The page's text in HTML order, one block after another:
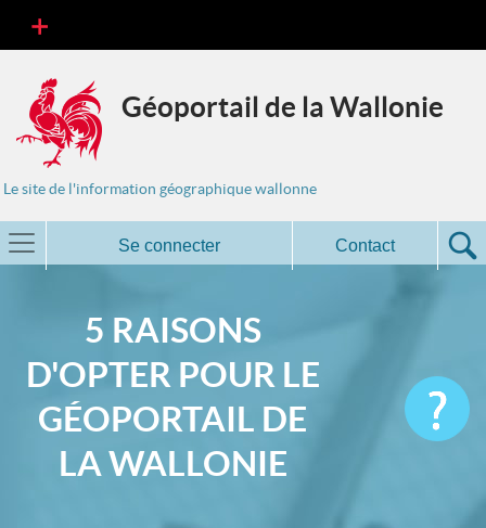
Géoportail de la Wallonie
Le site de l'information géographique wallonne
Se connecter Contact
5 RAISONS
D'OPTER POUR LE
GÉOPORTAIL DE
LA WALLONIE